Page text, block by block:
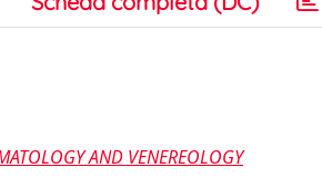
AND VENEREOLOGY